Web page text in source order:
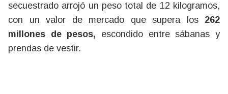
secuestrado arrojó un peso total de 12 kilogramos,
con un valor de mercado que supera los 262
millones de pesos, escondido entre sábanas y
prendas de vestir.